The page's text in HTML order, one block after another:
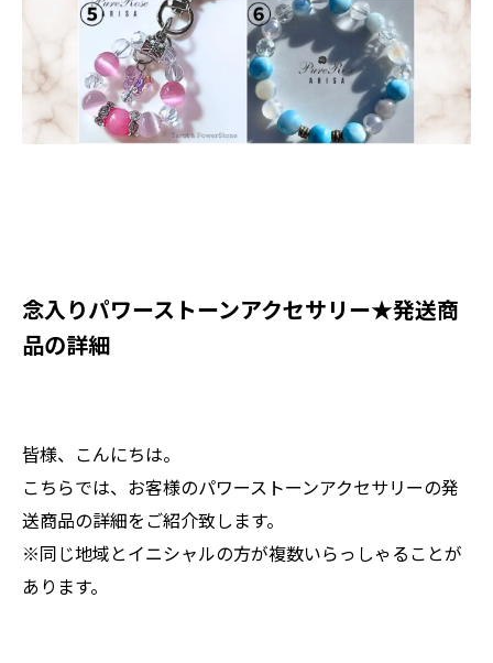
​念入りパワーストーンアクセサリー★発送商
品の詳細
皆様、こんにちは。
こちらでは、お客様のパワーストーンアクセサリーの発
送商品の詳細をご紹介致します。
※同じ地域とイニシャルの方が複数いらっしゃることが
あります。